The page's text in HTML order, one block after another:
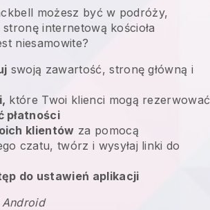
możesz być w podróży,
internetową kościoła
niesamowite?
swoją zawartość, stronę główną i
które Twoi klienci mogą rezerwować
płatności
klientów za pomocą
czatu, twórz i wysyłaj linki do
do ustawień aplikacji
Android